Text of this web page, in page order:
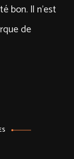
bon. Il n’est
de